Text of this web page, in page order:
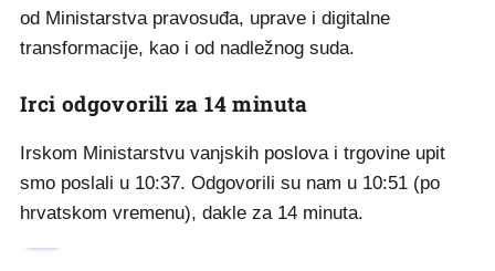
od Ministarstva pravosuđa, uprave i digitalne
transformacije, kao i od nadležnog suda.
Irci odgovorili za 14 minuta
Irskom Ministarstvu vanjskih poslova i trgovine upit
smo poslali u 10:37. Odgovorili su nam u 10:51 (po
hrvatskom vremenu), dakle za 14 minuta.